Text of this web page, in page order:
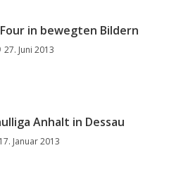
in bewegten Bildern
27. Juni 2013
Anhalt in Dessau
17. Januar 2013